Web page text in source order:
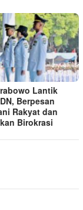
Lantik
Berpesan
Rakyat dan
Birokrasi